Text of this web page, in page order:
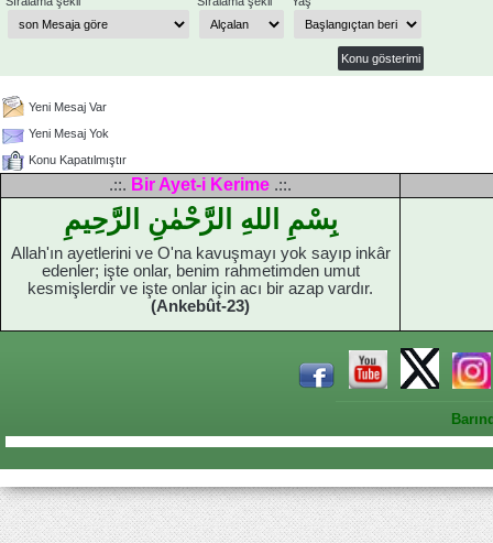
Yeni Mesaj Var
Yeni Mesaj Yok
Konu Kapatılmıştır
.::. Bir Ayet-i Kerime .::.
بِسْمِ اللهِ الرَّحْمٰنِ الرَّحِيمِ
Allah'ın ayetlerini ve O'na kavuşmayı yok sayıp inkâr
edenler; işte onlar, benim rahmetimden umut
kesmişlerdir ve işte onlar için acı bir azap vardır.
(Ankebût-23)